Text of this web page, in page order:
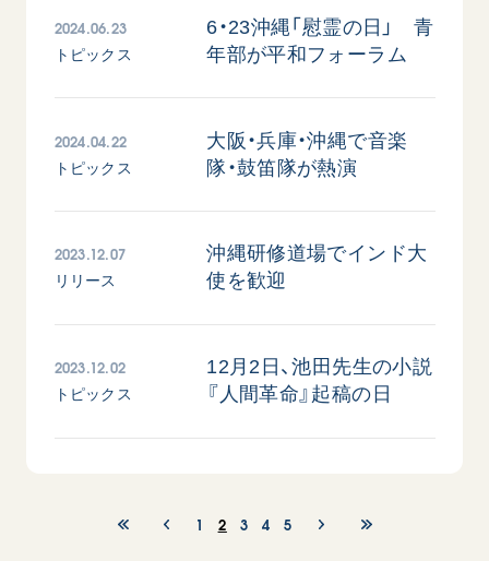
【被爆証言】「原爆の子」として生きた80年
平和 動画
2024.06.23
トピックス
6・23沖縄「慰霊の日」 青
年部が平和フォーラム
2024.04.22
トピックス
大阪・兵庫・沖縄で音楽
隊・鼓笛隊が熱演
2023.12.07
リリース
沖縄研修道場でインド大
使を歓迎
2023.12.02
トピックス
12月2日、池田先生の小説
『人間革命』起稿の日
1 2 3 4 5